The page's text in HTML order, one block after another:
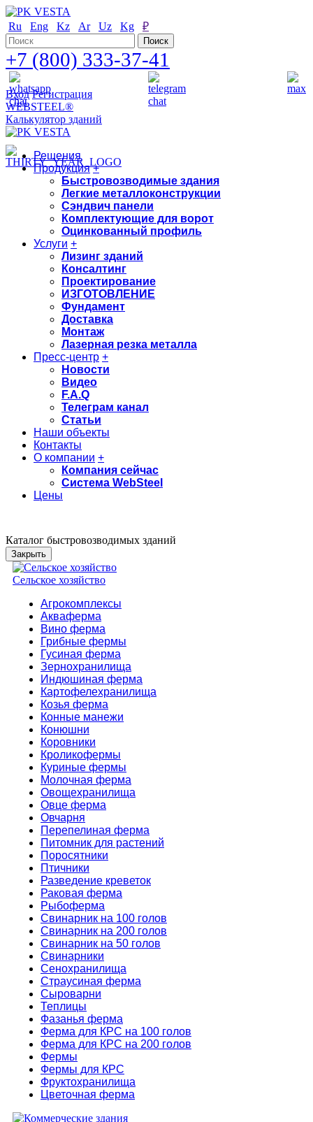
Ru Eng Kz Ar Uz Kg ₽
+7 (800) 333-37-41
Вход Регистрация
WEBSTEEL®
Калькулятор зданий
Решения
Продукция +
Быстровозводимые здания
Легкие металлоконструкции
Сэндвич панели
Комплектующие для ворот
Оцинкованный профиль
Услуги +
Лизинг зданий
Консалтинг
Проектирование
ИЗГОТОВЛЕНИЕ
Фундамент
Доставка
Монтаж
Лазерная резка металла
Пресс-центр +
Новости
Видео
F.A.Q
Телеграм канал
Статьи
Наши объекты
Контакты
О компании +
Компания сейчас
Система WebSteel
Цены
Каталог быстровозводимых зданий
Закрыть
Сельское хозяйство
Агрокомплексы
Акваферма
Вино ферма
Грибные фермы
Гусиная ферма
Зернохранилища
Индюшиная ферма
Картофелехранилища
Козья ферма
Конные манежи
Конюшни
Коровники
Кроликофермы
Куриные фермы
Молочная ферма
Овощехранилища
Овце ферма
Овчарня
Перепелиная ферма
Питомник для растений
Поросятники
Птичники
Разведение креветок
Раковая ферма
Рыбоферма
Свинарник на 100 голов
Свинарник на 200 голов
Свинарник на 50 голов
Свинарники
Сенохранилища
Страусиная ферма
Сыроварни
Теплицы
Фазанья ферма
Ферма для КРС на 100 голов
Ферма для КРС на 200 голов
Фермы
Фермы для КРС
Фруктохранилища
Цветочная ферма